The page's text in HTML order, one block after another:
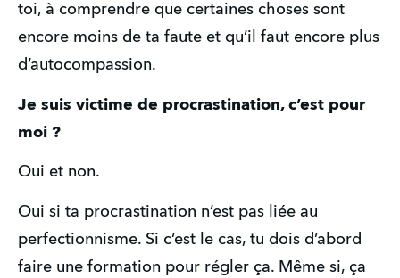
toi, à comprendre que certaines choses sont
encore moins de ta faute et qu’il faut encore plus
d’autocompassion.
Je suis victime de procrastination, c’est pour
moi ?
Oui et non.
Oui si ta procrastination n’est pas liée au
perfectionnisme. Si c’est le cas, tu dois d’abord
faire une formation pour régler ça. Même si, ça